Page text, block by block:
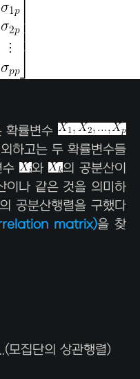
확률변수
하고는 두 확률변수들
수
와
의 공분산이
이나 같은 것을 의미하
공분산행렬을 구했다
matrix)을 찾
모집단의 상관행렬)